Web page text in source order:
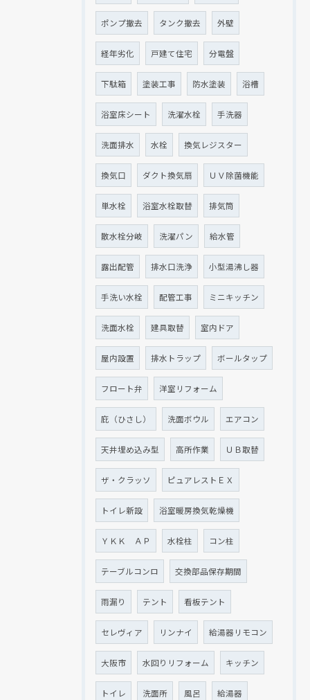
ポンプ撤去 タンク撤去 外壁
経年劣化 戸建て住宅 分電盤
下駄箱 塗装工事 防水塗装 浴槽
浴室床シート 洗濯水栓 手洗器
洗面排水 水栓 換気レジスター
換気口 ダクト換気扇 ＵＶ除菌機能
単水栓 浴室水栓取替 排気筒
散水栓分岐 洗濯パン 給水管
露出配管 排水口洗浄 小型湯沸し器
手洗い水栓 配管工事 ミニキッチン
洗面水栓 建具取替 室内ドア
屋内設置 排水トラップ ボールタップ
フロート弁 洋室リフォーム
庇（ひさし） 洗面ボウル エアコン
天井埋め込み型 高所作業 ＵＢ取替
ザ・クラッソ ピュアレストＥＸ
トイレ新設 浴室暖房換気乾燥機
ＹＫＫ ＡＰ 水栓柱 コン柱
テーブルコンロ 交換部品保存期間
雨漏り テント 看板テント
セレヴィア リンナイ 給湯器リモコン
大阪市 水回りリフォーム キッチン
トイレ 洗面所 風呂 給湯器